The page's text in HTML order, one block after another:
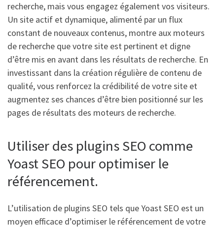
recherche, mais vous engagez également vos visiteurs.
Un site actif et dynamique, alimenté par un flux
constant de nouveaux contenus, montre aux moteurs
de recherche que votre site est pertinent et digne
d’être mis en avant dans les résultats de recherche. En
investissant dans la création régulière de contenu de
qualité, vous renforcez la crédibilité de votre site et
augmentez ses chances d’être bien positionné sur les
pages de résultats des moteurs de recherche.
Utiliser des plugins SEO comme
Yoast SEO pour optimiser le
référencement.
L’utilisation de plugins SEO tels que Yoast SEO est un
moyen efficace d’optimiser le référencement de votre